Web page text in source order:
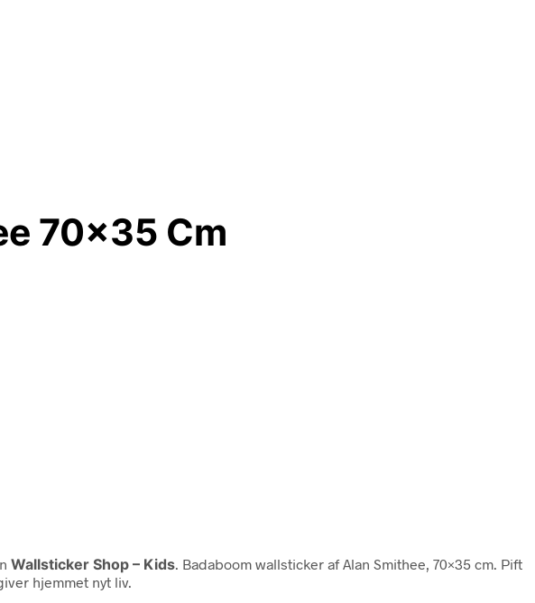
70×35 Cm
Wallsticker Shop – Kids . Badaboom wallsticker af Alan Smithee, 70×35 cm. Pift
hjemmet nyt liv.